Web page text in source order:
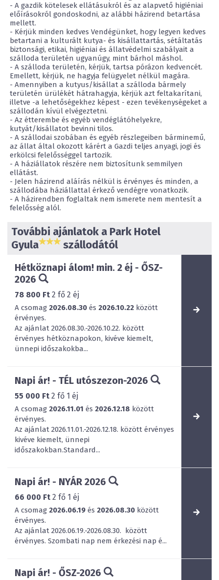
- A gazdik kötelesek ellátásukról és az alapvető higiéniai
előírásokról gondoskodni, az alábbi házirend betartása
mellett.
- Kérjük minden kedves Vendégünket, hogy legyen kedves
betartani a kulturált kutya- és kisállattartás, sétáltatás
biztonsági, etikai, higiéniai és állatvédelmi szabályait a
szálloda területén ugyanúgy, mint bárhol máshol.
- A szálloda területén, kérjük, tartsa pórázon kedvencét.
Emellett, kérjük, ne hagyja felügyelet nélkül magára.
- Amennyiben a kutyus/kisállat a szálloda bármely
területén ürülékét hátrahagyja, kérjük azt feltakarítani,
illetve -a lehetőségekhez képest - ezen tevékenységeket a
szállodán kívül elvégeztetni.
- Az étterembe és egyéb vendéglátóhelyekre,
kutyát/kisállatot bevinni tilos.
- A szállodai szobában és egyéb részlegeiben bárminemű,
az állat által okozott kárért a Gazdi teljes anyagi, jogi és
erkölcsi felelősséggel tartozik.
- A háziállatok részére nem biztosítunk semmilyen
ellátást.
- Jelen házirend aláírás nélkül is érvényes és minden, a
szállodába háziállattal érkező vendégre vonatkozik.
- A házirendben foglaltak nem ismerete nem mentesít a
felelősség alól.
További ajánlatok a Park Hotel
Gyula
szállodától
Hétköznapi álom! min. 2 éj - ŐSZ-
2026
78 800 Ft 2 fő 2 éj
A csomag 2026.08.30 és 2026.10.22 között
érvényes.
Az ajánlat 2026.08.30.-2026.10.22. között
érvényes hétköznapokon, kivéve kiemelt,
ünnepi időszakokba...
Napi ár! - TÉL utószezon-2026
55 000 Ft 2 fő 1 éj
A csomag 2026.11.01 és 2026.12.18 között
érvényes.
Az ajánlat 2026.11.01.-2026.12.18. között érvényes
kivéve kiemelt, ünnepi
időszakokban.Standard...
Napi ár! - NYÁR 2026
66 000 Ft 2 fő 1 éj
A csomag 2026.06.19 és 2026.08.30 között
érvényes.
Az ajánlat 2026.06.19.-2026.08.30. között
érvényes. Szombati nap nem érkezési nap é...
Napi ár! - ŐSZ-2026